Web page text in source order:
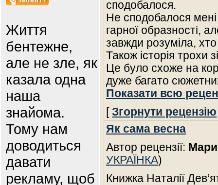
Життя
бентежне,
але не зле, як
казала одна
наша
знайома.
Тому нам
доводиться
давати
рекламу, щоб
сподобалося.
Не сподобалося
гарної образності,
завжди розуміла, хто
Також історія трохи
Це було схоже на
дуже багато
Показати всю
[ Згорнути рецензію
Як сама весна
Автор рецензії:
УКРАЇНКА)
Книжка Наталії